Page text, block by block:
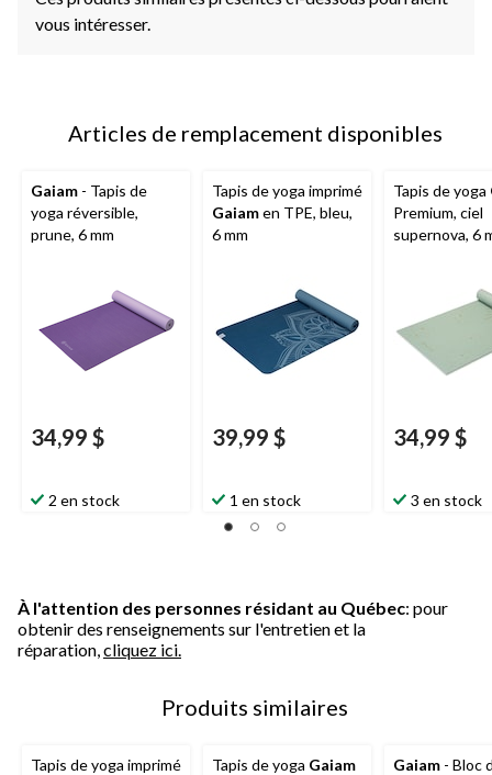
vous intéresser.
Articles de remplacement disponibles
Gaiam - Tapis de
yoga réversible,
prune, 6 mm
34,99 $
2 en stock
Tapis de yoga imprimé
Gaiamen TPE, bleu,
6 mm
39,99 $
1 en stock
Tapis de yoga
Premium, ciel
supernova, 6
34,99 $
3 en stock
À l'attention des personnes résidant au Québec: pour
obtenir des renseignements sur l'entretien et la
réparation, cliquez ici.
Produits similaires
Tapis de yoga imprimé
Tapis de yoga Gaiam
Gaiam - Bloc